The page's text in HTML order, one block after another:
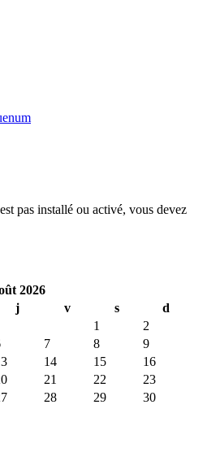
pas installé ou activé, vous devez
2026
j v s
d
1
2
7 8
9
14 15
16
21 22
23
28 29
30